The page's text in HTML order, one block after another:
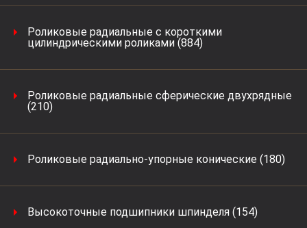
Роликовые радиальные с короткими
цилиндрическими роликами (884)
Роликовые радиальные сферические двухрядные
(210)
Роликовые радиально-упорные конические (180)
Высокоточные подшипники шпинделя (154)